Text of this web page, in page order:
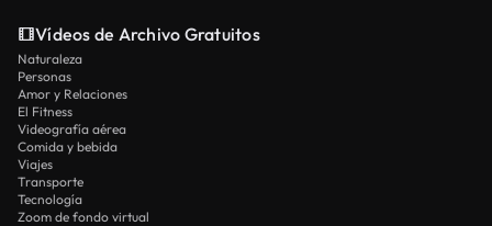
Vídeos de Archivo Gratuitos
Naturaleza
Personas
Amor y Relaciones
El Fitness
Videografía aérea
Comida y bebida
Viajes
Transporte
Tecnología
Zoom de fondo virtual